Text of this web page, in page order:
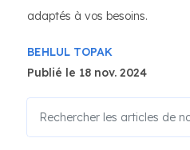
adaptés à vos besoins.
BEHLUL TOPAK
Publié le 18 nov. 2024